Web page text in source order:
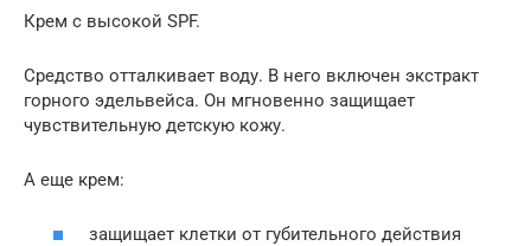
Крем с высокой SPF.
Средство отталкивает воду. В него включен экстракт
горного эдельвейса. Он мгновенно защищает
чувствительную детскую кожу.
А еще крем:
защищает клетки от губительного действия